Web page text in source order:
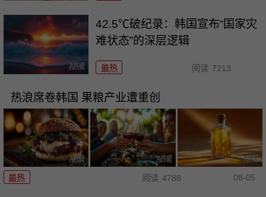
42.5℃破纪录：韩国宣布“国家灾
难状态”的深层逻辑
最热 阅读 7213
热浪席卷韩国 果粮产业遭重创
最热 阅读 4788 08-05